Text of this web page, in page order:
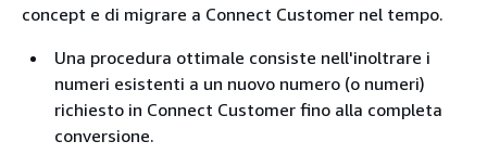
concept e di migrare a Connect Customer nel tempo.
Una procedura ottimale consiste nell'inoltrare i
numeri esistenti a un nuovo numero (o numeri)
richiesto in Connect Customer fino alla completa
conversione.